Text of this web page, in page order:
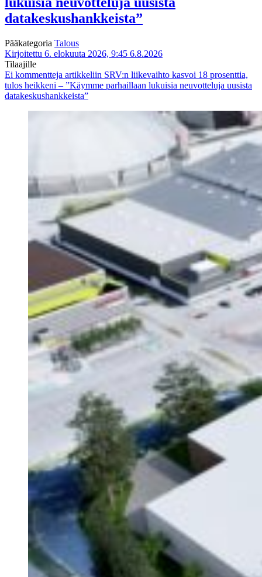
datakeskushankkeista”
Pääkategoria Talous
Kirjoitettu 6. elokuuta 2026, 9:45 6.8.2026
Tilaajille
Ei kommentteja artikkeliin SRV:n liikevaihto kasvoi 18 prosenttia,
tulos heikkeni – ”Käymme parhaillaan lukuisia neuvotteluja uusista
datakeskushankkeista”